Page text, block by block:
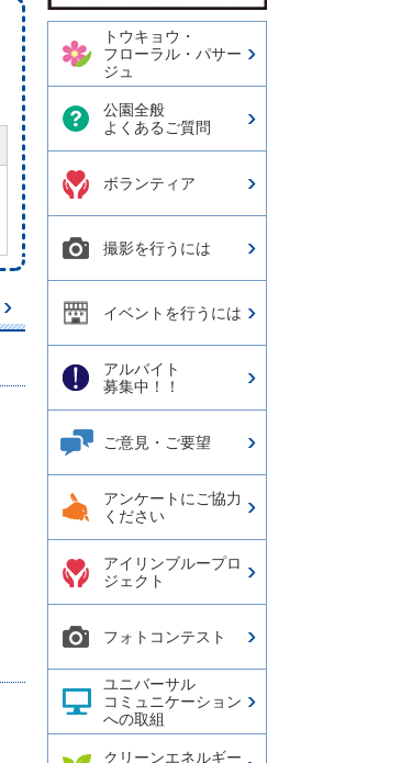
トウキョウ・
フローラル・パサー
ジュ
公園全般
よくあるご質問
ボランティア
撮影を行うには
イベントを行うには
アルバイト
募集中！！
ご意見・ご要望
アンケートにご協力
ください
アイリンブループロ
ジェクト
フォトコンテスト
ユニバーサル
コミュニケーション
への取組
クリーンエネルギー